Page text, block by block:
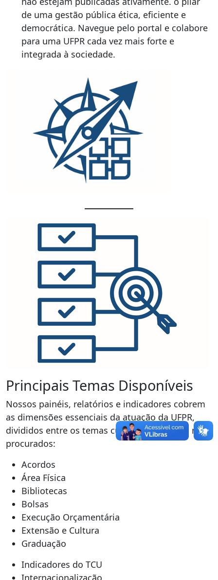
de uma gestão pública ética, eficiente e
democrática. Navegue pelo portal e colabore
para uma UFPR cada vez mais forte e
integrada à sociedade.
Principais Temas Disponíveis
Nossos painéis, relatórios e indicadores cobrem
as dimensões essenciais da atuação da UFPR,
divididos entre os temas cujos dados são os mais
procurados:
Acordos
Área Física
Bibliotecas
Bolsas
Execução Orçamentária
Extensão e Cultura
Graduação
Indicadores do TCU
Internacionalização